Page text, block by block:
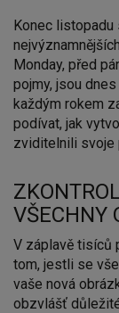
Konec listopadu
Monday, před
pojmy, jsou
každým rokem
podívat, jak
zviditelnili svoje
VŠECHNY
V záplavě tisíců
tom, jestli se
vaše nová
obzvlášť